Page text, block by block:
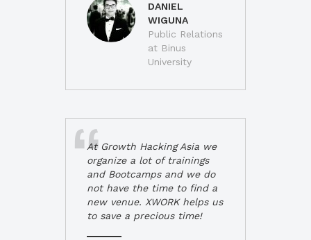
DANIEL
WIGUNA
Public Relations
at Binus
University
At Growth Hacking Asia we
organize a lot of trainings
and Bootcamps and we do
not have the time to find a
new venue. XWORK helps us
to save a precious time!